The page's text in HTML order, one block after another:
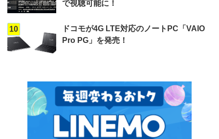
で視聴可能に！
10
ドコモが4G LTE対応のノートPC「VAIO
Pro PG」を発売！